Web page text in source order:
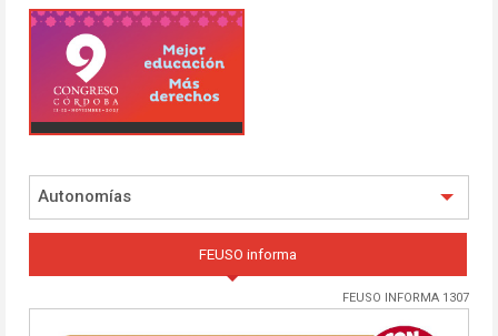
Autonomías
FEUSO informa
FEUSO INFORMA 1307